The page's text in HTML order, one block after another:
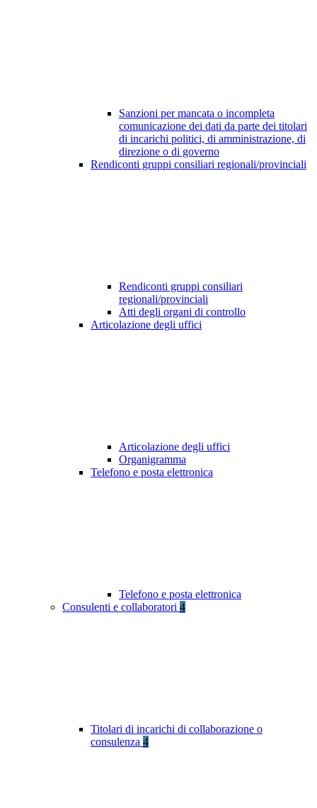
Sanzioni per mancata o incompleta
comunicazione dei dati da parte dei titolari
di incarichi politici, di amministrazione, di
direzione o di governo
Rendiconti gruppi consiliari regionali/provinciali
Rendiconti gruppi consiliari
regionali/provinciali
Atti degli organi di controllo
Articolazione degli uffici
Articolazione degli uffici
Organigramma
Telefono e posta elettronica
Telefono e posta elettronica
Consulenti e collaboratori 4
Titolari di incarichi di collaborazione o
consulenza 4